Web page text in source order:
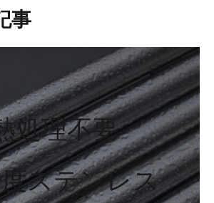
事
処理不要
ステンレス